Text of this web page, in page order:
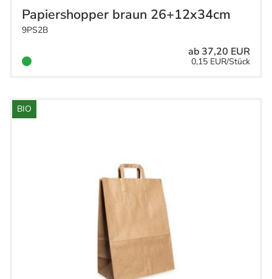
Papiershopper braun 26+12x34cm
9PS2B
ab 37,20 EUR
0,15 EUR/Stück
BIO